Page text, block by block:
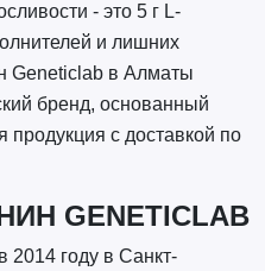
- это 5 г L-
и лишних
Geneticlab в Алматы
бренд, основанный
продукция с доставкой по
GENETICLAB
2014 году в Санкт-